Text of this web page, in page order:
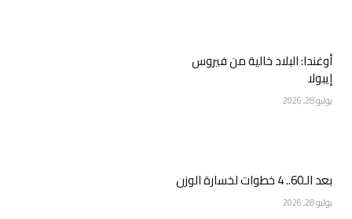
أوغندا: البلاد خالية من فيروس
إيبولا
يوليو 28, 2026
بعد الـ60.. 4 خطوات لخسارة الوزن
يوليو 28, 2026